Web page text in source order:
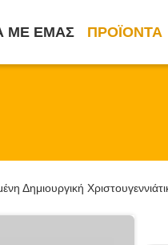
ΜΕ ΕΜΆΣ ΠΡΟΪΌΝΤΑ
Δημιουργική